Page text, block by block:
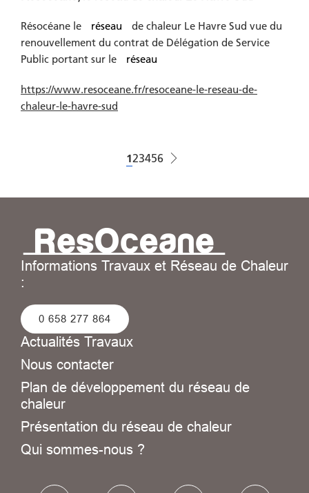
Résocéane le réseau
de chaleur Le Havre Sud vue du
renouvellement du contrat de Délégation de Service
Public portant sur le
réseau
https://www.resoceane.fr/resoceane-le-reseau-de-
chaleur-le-havre-sud
Page courante
1Page
2Page
3Page
4Page
5Page
6
Informations Travaux et Réseau de Chaleur
:
0 658 277 864
Actualités Travaux
Nous contacter
Plan de développement du réseau de
chaleur
Présentation du réseau de chaleur
Qui sommes-nous ?